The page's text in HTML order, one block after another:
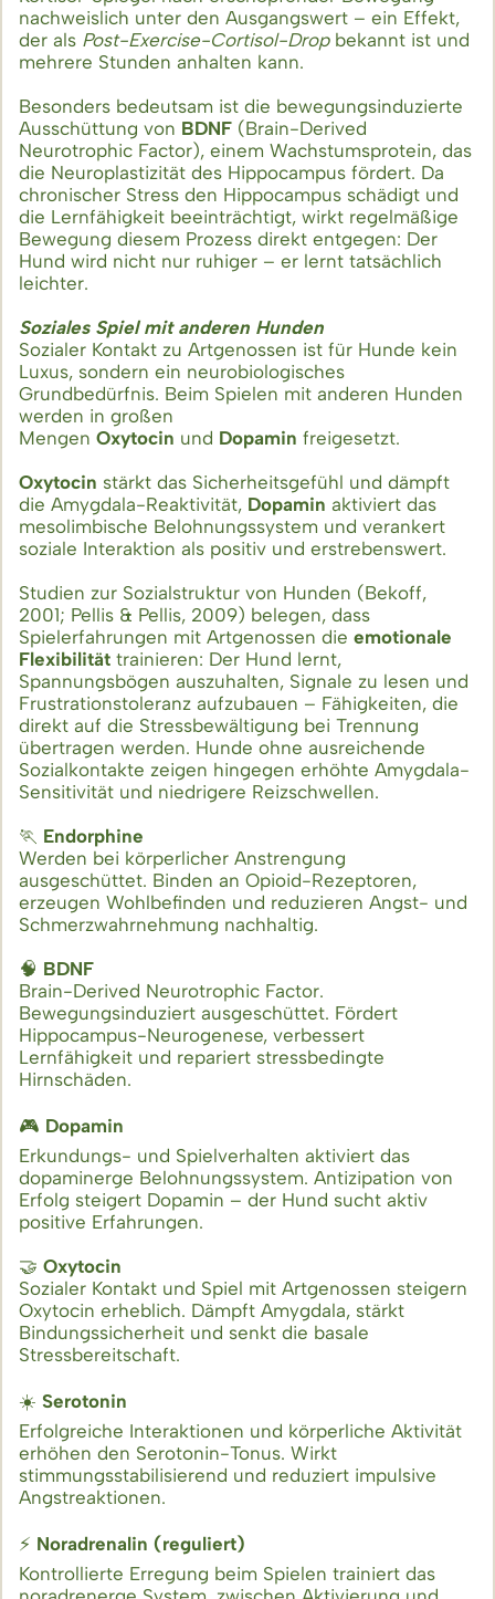
nachweislich unter den Ausgangswert – ein Effekt,
der als Post-Exercise-Cortisol-Dropbekannt ist und
mehrere Stunden anhalten kann.
Besonders bedeutsam ist die bewegungsinduzierte
Ausschüttung von BDNF (Brain-Derived
Neurotrophic Factor), einem Wachstumsprotein, das
die Neuroplastizität des Hippocampus fördert. Da
chronischer Stress den Hippocampus schädigt und
die Lernfähigkeit beeinträchtigt, wirkt regelmäßige
Bewegung diesem Prozess direkt entgegen: Der
Hund wird nicht nur ruhiger – er lernt tatsächlich
leichter.
Soziales Spiel mit anderen Hunden
Sozialer Kontakt zu Artgenossen ist für Hunde kein
Luxus, sondern ein neurobiologisches
Grundbedürfnis. Beim Spielen mit anderen Hunden
werden in großen
Mengen Oxytocin und Dopamin freigesetzt.
Oxytocin stärkt das Sicherheitsgefühl und dämpft
die Amygdala-Reaktivität, Dopamin aktiviert das
mesolimbische Belohnungssystem und verankert
soziale Interaktion als positiv und erstrebenswert.
Studien zur Sozialstruktur von Hunden (Bekoff,
2001; Pellis & Pellis, 2009) belegen, dass
Spielerfahrungen mit Artgenossen die emotionale
Flexibilität trainieren: Der Hund lernt,
Spannungsbögen auszuhalten, Signale zu lesen und
Frustrationstoleranz aufzubauen – Fähigkeiten, die
direkt auf die Stressbewältigung bei Trennung
übertragen werden. Hunde ohne ausreichende
Sozialkontakte zeigen hingegen erhöhte Amygdala-
Sensitivität und niedrigere Reizschwellen.
🏃 Endorphine
Werden bei körperlicher Anstrengung
ausgeschüttet. Binden an Opioid-Rezeptoren,
erzeugen Wohlbefinden und reduzieren Angst- und
Schmerzwahrnehmung nachhaltig.
🧠 BDNF
Brain-Derived Neurotrophic Factor.
Bewegungsinduziert ausgeschüttet. Fördert
Hippocampus-Neurogenese, verbessert
Lernfähigkeit und repariert stressbedingte
Hirnschäden.
🎮 Dopamin
Erkundungs- und Spielverhalten aktiviert das
dopaminerge Belohnungssystem. Antizipation von
Erfolg steigert Dopamin – der Hund sucht aktiv
positive Erfahrungen.
🤝 Oxytocin
Sozialer Kontakt und Spiel mit Artgenossen steigern
Oxytocin erheblich. Dämpft Amygdala, stärkt
Bindungssicherheit und senkt die basale
Stressbereitschaft.
☀️ Serotonin
Erfolgreiche Interaktionen und körperliche Aktivität
erhöhen den Serotonin-Tonus. Wirkt
stimmungsstabilisierend und reduziert impulsive
Angstreaktionen.
⚡ Noradrenalin (reguliert)
Kontrollierte Erregung beim Spielen trainiert das